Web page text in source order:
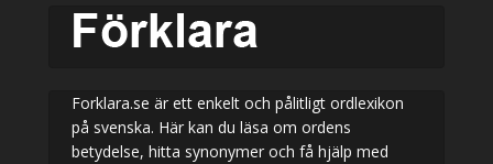
Forklara.se är ett enkelt och pålitligt ordlexikon
på svenska. Här kan du läsa om ordens
betydelse, hitta synonymer och få hjälp med